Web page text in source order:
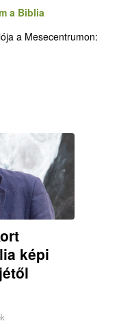
a Biblia
a Mesecentrumon:
képi